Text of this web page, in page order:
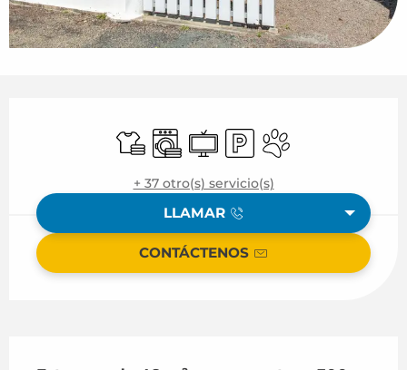
Sábanas y ropa de cama
LavadoraTelevisiónAparcamiento
Se aceptan
+ 37 otro(s) servicio(s)
LLAMAR
CONTÁCTENOS